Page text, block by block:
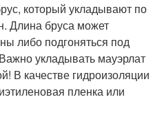
который укладывают по
Длина бруса может
либо подгоняться под
укладывать мауэрлат
В качестве гидроизоляции
пленка или